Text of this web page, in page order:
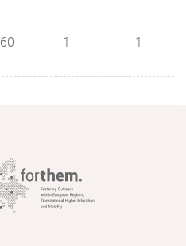
60 1 1